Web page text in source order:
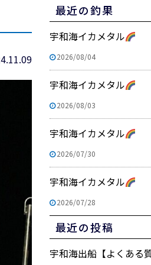
最近の釣果
宇和海イカメタル
2026/08/04
宇和海イカメタル
2026/08/03
宇和海イカメタル
2026/07/30
宇和海イカメタル
2026/07/28
最近の投稿
宇和海出船【よくある